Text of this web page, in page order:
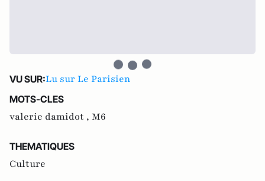
VU SUR:Lu sur Le Parisien
MOTS-CLES
valerie damidot , M6
THEMATIQUES
Culture